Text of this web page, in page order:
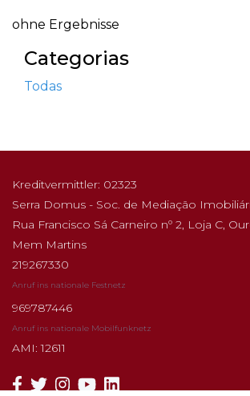
ohne Ergebnisse
Categorias
Todas
Kreditvermittler: 02323
Serra Domus - Soc. de Mediação
Rua Francisco Sá Carneiro nº 2, Loja C,
Mem Martins
219267330
Anruf ins nationale Festnetz
969787446
Anruf ins nationale Mobilfunknetz
AMI: 12611